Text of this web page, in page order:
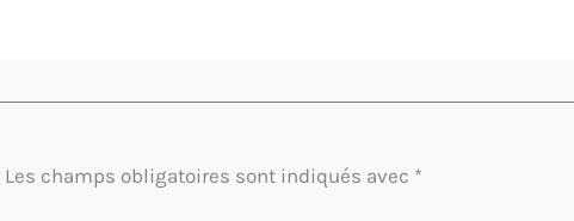
Les champs obligatoires sont indiqués avec *